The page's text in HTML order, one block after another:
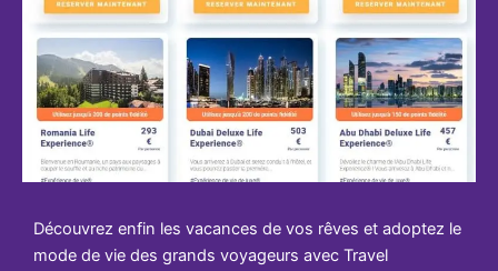
Découvrez enfin les vacances de vos rêves et adoptez le
mode de vie des grands voyageurs avec Travel